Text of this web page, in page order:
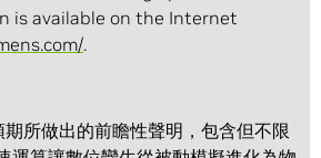
is available on the Internet
.
所做出的前瞻性聲明，包含但不限